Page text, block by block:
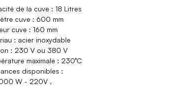
de la cuve : 18 Litres
cuve : 600 mm
cuve : 160 mm
: acier inoxydable
: 230 V ou 380 V
maximale : 230°C
disponibles :
W - 220V ,